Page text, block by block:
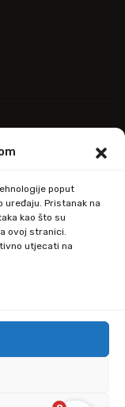
poput
Pristanak na
kao što su
ovoj stranici.
utjecati na